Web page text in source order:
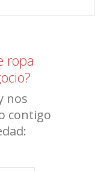
ropa
nos
contigo